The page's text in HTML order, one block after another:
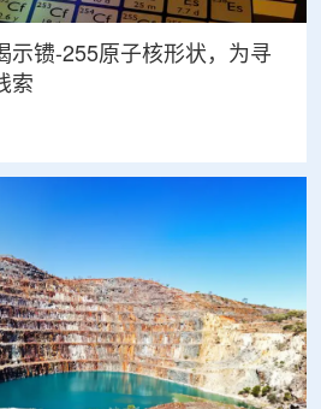
示镄-255原子核形状，为寻
索